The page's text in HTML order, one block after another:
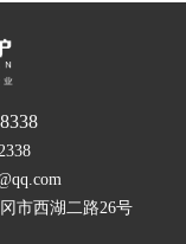
市西湖二路26号